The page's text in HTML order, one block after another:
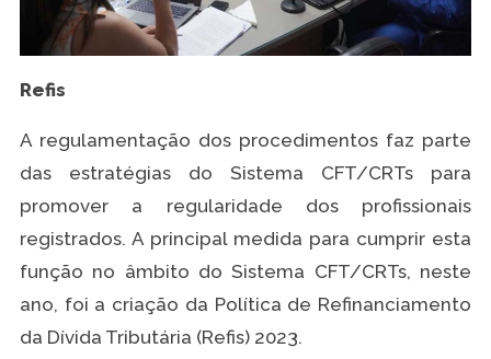
Refis
A regulamentação dos procedimentos faz parte
das estratégias do Sistema CFT/CRTs para
promover a regularidade dos profissionais
registrados. A principal medida para cumprir esta
função no âmbito do Sistema CFT/CRTs, neste
ano, foi a criação da Política de Refinanciamento
da Dívida Tributária (Refis) 2023.